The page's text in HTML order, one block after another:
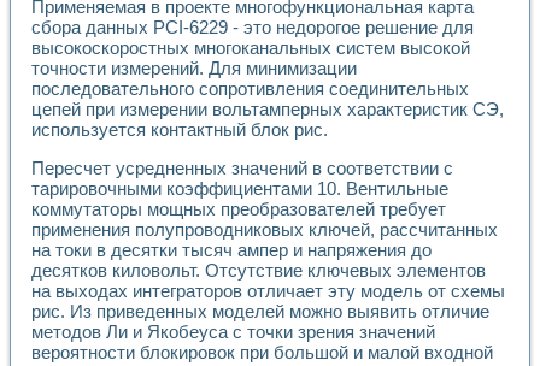
Применяемая в проекте многофункциональная карта
сбора данных PCI-6229 - это недорогое решение для
высокоскоростных многоканальных систем высокой
точности измерений. Для минимизации
последовательного сопротивления соединительных
цепей при измерении вольтамперных характеристик СЭ,
используется контактный блок рис.
Пересчет усредненных значений в соответствии с
тарировочными коэффициентами 10. Вентильные
коммутаторы мощных преобразователей требует
применения полупроводниковых ключей, рассчитанных
на токи в десятки тысяч ампер и напряжения до
десятков киловольт. Отсутствие ключевых элементов
на выходах интеграторов отличает эту модель от схемы
рис. Из приведенных моделей можно выявить отличие
методов Ли и Якобеуса с точки зрения значений
вероятности блокировок при большой и малой входной